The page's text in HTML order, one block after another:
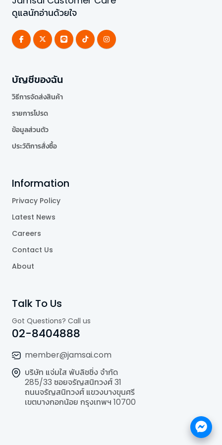
ดูแลนักอ่านด้วยใจ
บัญชีของฉัน
วิธีการจัดส่งสินค้า
รายการโปรด
ข้อมูลส่วนตัว
ประวัติการสั่งซื้อ
Information
Privacy Policy
Latest News
Careers
Contact Us
About
Talk To Us
Got Questions? Call us
02-8404888
member@jamsai.com
บริษัท แจ่มใส พับลิชชิ่ง จำกัด
285/33 ซอยจรัญสนิทวงศ์ 31
ถนนจรัญสนิทวงศ์ แขวงบางขุนศรี
เขตบางกอกน้อย กรุงเทพฯ 10700